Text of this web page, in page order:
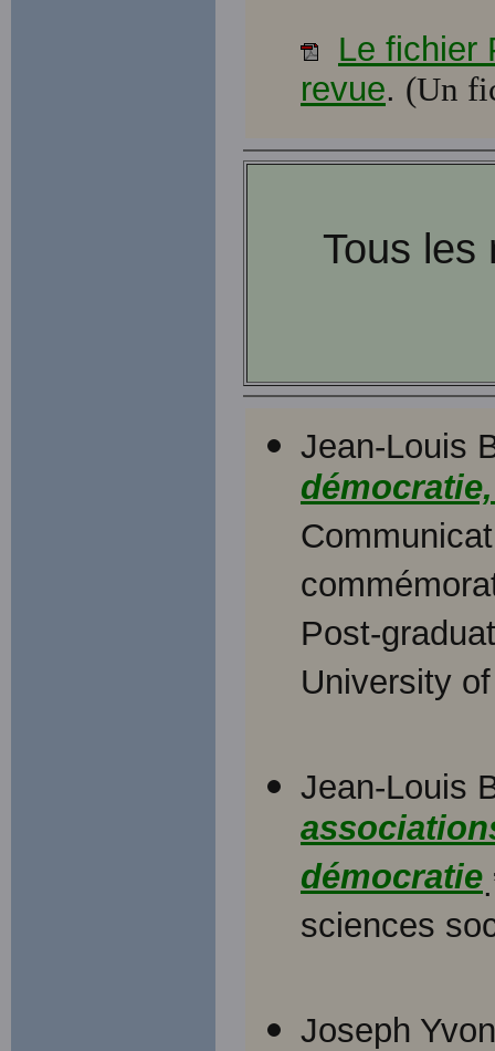
Le fichier
revue. (Un
Tous les
Jean-Louis
Post-
University
Jean-Louis
démocratie
sciences
Joseph